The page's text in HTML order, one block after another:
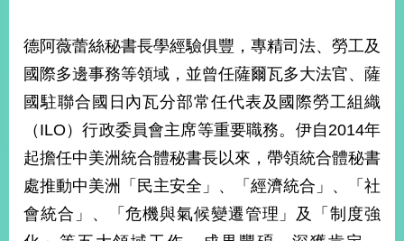
導
覽
於
本
部
新
聞
中
心
外
德阿薇蕾絲秘書長學經驗俱豐，專精司法、勞工及
國際多邊事務等領域，並曾任薩爾瓦多大法官、薩
國駐聯合國日內瓦分部常任代表及國際勞工組織
（ILO）行政委員會主席等重要職務。伊自2014年
起擔任中美洲統合體秘書長以來，帶領統合體秘書
處推動中美洲「民主安全」、「經濟統合」、「社
會統合」、「危機與氣候變遷管理」及「制度強